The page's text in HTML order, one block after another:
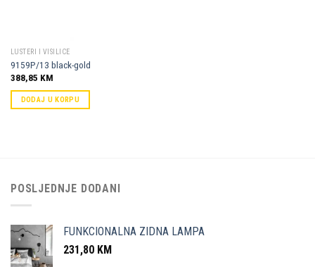
LUSTERI I VISILICE
9159P/13 black-gold
388,85 KM
DODAJ U KORPU
POSLJEDNJE DODANI
FUNKCIONALNA ZIDNA LAMPA
231,80 KM